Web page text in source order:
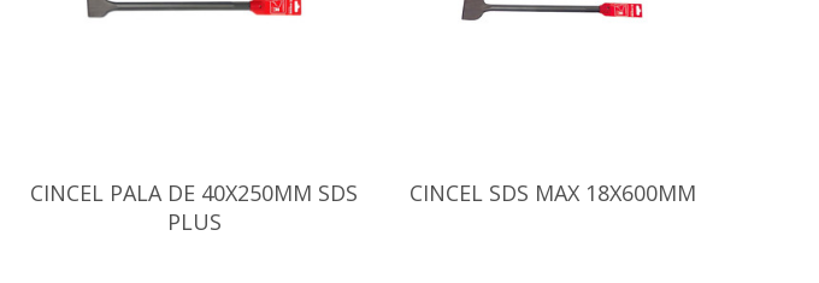
CINCEL PALA DE 40X250MM SDS
PLUS
CINCEL SDS MAX 18X600MM